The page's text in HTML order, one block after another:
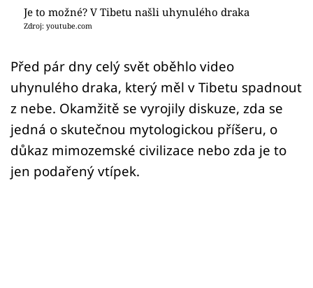
Přihlášení
Sledujte nás
Je to možné? V Tibetu našli uhynulého draka
Zdroj: youtube.com
Před pár dny celý svět oběhlo video
uhynulého draka, který měl v Tibetu spadnout
z nebe. Okamžitě se vyrojily diskuze, zda se
jedná o skutečnou mytologickou příšeru, o
důkaz mimozemské civilizace nebo zda je to
jen podařený vtípek.